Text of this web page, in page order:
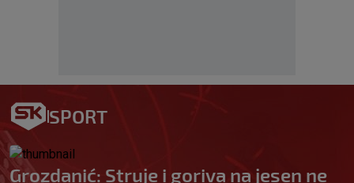
SPORT
Grozdanić: Struje i goriva na jesen ne